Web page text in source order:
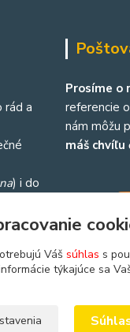
rád a
) i do
Prosíme o
referencie
nám môžu
máš chvíľu
Váš súhlas s
týkajúce sa